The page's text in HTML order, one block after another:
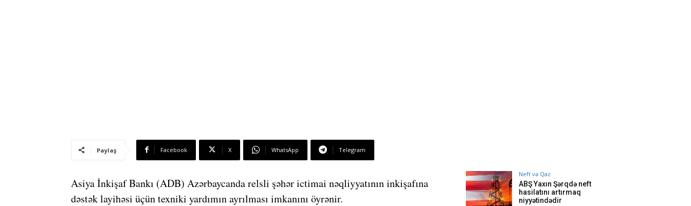
Paylaş Facebook X WhatsApp Telegram
Asiya İnkişaf Bankı (ADB) Azərbaycanda relsli şəhər ictimai nəqliyyatının inkişafına
dəstək layihəsi üçün texniki yardımın ayrılması imkanını öyrənir.
Neft və Qaz
ABŞ Yaxın Şərqdə neft
hasilatını artırmaq
niyyətindədir